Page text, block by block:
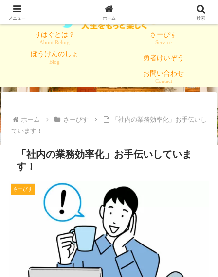
りはぐとは？
About Rehug
さーびす
Service
ぼうけんのしょ
Blog
勇者けいぞう
お問い合わせ
Contact
ホーム さーびす
「社内の業務効率化」お手伝いし
ています！
「社内の業務効率化」お手伝いしていま
す！
さーびす
メニュー ホーム 検索